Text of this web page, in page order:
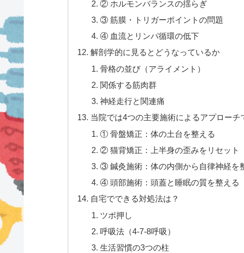
② ホルモンバランスの揺らぎ
③ 筋膜・トリガーポイントの問題
④ 血流とリンパ循環の低下
解剖学的に見るとどうなっているか
骨格の並び（アライメント）
関係する筋肉群
神経走行と関連痛
当院では4つの主要施術によるアプローチ
① 骨盤矯正：体の土台を整える
② 猫背矯正：上半身の歪みをリセット
③ 鍼灸施術：体の内側から自律神経を
④ 頭部施術：頭蓋と睡眠の質を整える
自宅でできる対処法は？
ツボ押し
呼吸法（4-7-8呼吸）
生活習慣の3つの柱